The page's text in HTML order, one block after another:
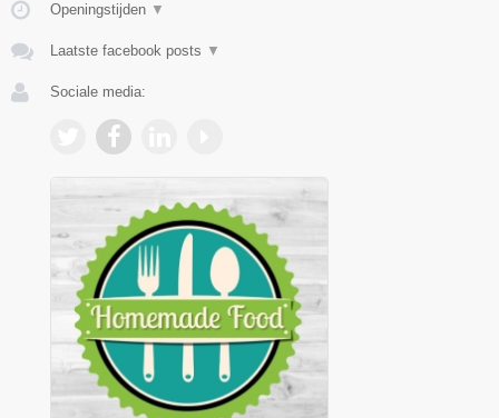
Openingstijden ▼
Laatste facebook posts ▼
Sociale media: